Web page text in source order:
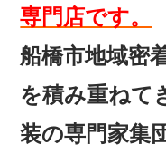
専門店です。
船橋市地域密
を積み重ねて
装の専門家集